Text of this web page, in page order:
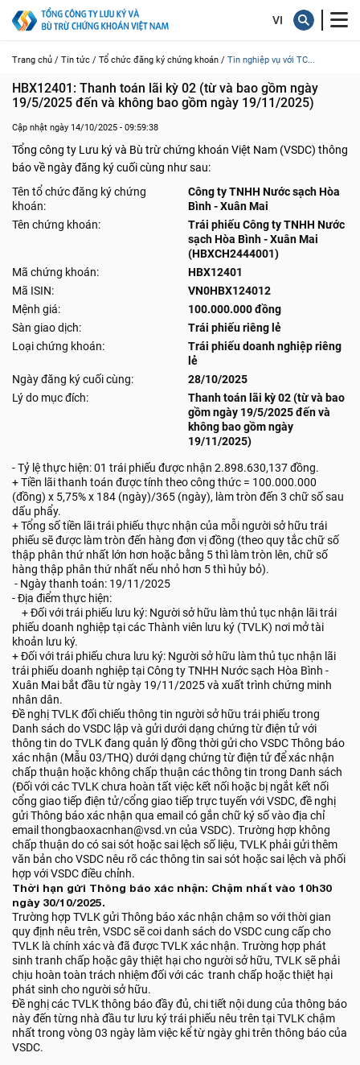
Trang chủ / Tin tức / Tổ chức đăng ký chứng khoán / Tin nghiệp vụ với TC...
HBX12401: Thanh toán lãi kỳ 02 (từ và bao gồm ngày
19/5/2025 đến và không bao gồm ngày 19/11/2025)
Cập nhật ngày 14/10/2025 - 09:59:38
Tổng công ty Lưu ký và Bù trừ chứng khoán Việt Nam (VSDC) thông
báo về ngày đăng ký cuối cùng như sau:
Tên tổ chức đăng ký chứng
khoán:
Công ty TNHH Nước sạch Hòa
Bình - Xuân Mai
Tên chứng khoán:
Trái phiếu Công ty TNHH Nước
sạch Hòa Bình - Xuân Mai
(HBXCH2444001)
Mã chứng khoán:
HBX12401
Mã ISIN:
VN0HBX124012
Mệnh giá:
100.000.000 đồng
Sàn giao dịch:
Trái phiếu riêng lẻ
Loại chứng khoán:
Trái phiếu doanh nghiệp riêng
lẻ
Ngày đăng ký cuối cùng:
28/10/2025
Lý do mục đích:
Thanh toán lãi kỳ 02 (từ và bao
gồm ngày 19/5/2025 đến và
không bao gồm ngày
19/11/2025)
- Tỷ lệ thực hiện: 01 trái phiếu được nhận 2.898.630,137 đồng.
+ Tiền lãi thanh toán được tính theo công thức = 100.000.000
(đồng) x 5,75% x 184 (ngày)/365 (ngày), làm tròn đến 3 chữ số sau
dấu phẩy.
+ Tổng số tiền lãi trái phiếu thực nhận của mỗi người sở hữu trái
phiếu sẽ được làm tròn đến hàng đơn vị đồng (theo quy tắc chữ số
thập phân thứ nhất lớn hơn hoặc bằng 5 thì làm tròn lên, chữ số
hàng thập phân thứ nhất nếu nhỏ hơn 5 thì hủy bỏ).
- Ngày thanh toán: 19/11/2025
- Địa điểm thực hiện:
+ Đối với trái phiếu lưu ký: Người sở hữu làm thủ tục nhận lãi trái
phiếu doanh nghiệp tại các Thành viên lưu ký (TVLK) nơi mở tài
khoản lưu ký.
+ Đối với trái phiếu chưa lưu ký: Người sở hữu làm thủ tục nhận lãi
trái phiếu doanh nghiệp tại Công ty TNHH Nước sạch Hòa Bình -
Xuân Mai bắt đầu từ ngày 19/11/2025 và xuất trình chứng minh
nhân dân.
Đề nghị TVLK đối chiếu thông tin người sở hữu trái phiếu trong
Danh sách do VSDC lập và gửi dưới dạng chứng từ điện tử với
thông tin do TVLK đang quản lý đồng thời gửi cho VSDC Thông báo
xác nhận (Mẫu 03/THQ) dưới dạng chứng từ điện tử để xác nhận
chấp thuận hoặc không chấp thuận các thông tin trong Danh sách
(Đối với các TVLK chưa hoàn tất việc kết nối hoặc bị ngắt kết nối
cổng giao tiếp điện tử/cổng giao tiếp trực tuyến với VSDC, đề nghị
gửi Thông báo xác nhận qua email có gắn chữ ký số vào địa chỉ
email thongbaoxacnhan@vsd.vn của VSDC). Trường hợp không
chấp thuận do có sai sót hoặc sai lệch số liệu, TVLK phải gửi thêm
văn bản cho VSDC nêu rõ các thông tin sai sót hoặc sai lệch và phối
hợp với VSDC điều chỉnh.
Thời hạn gửi Thông báo xác nhận: Chậm nhất vào 10h30
ngày 30/10/2025.
Trường hợp TVLK gửi Thông báo xác nhận chậm so với thời gian
quy định nêu trên, VSDC sẽ coi danh sách do VSDC cung cấp cho
TVLK là chính xác và đã được TVLK xác nhận. Trường hợp phát
sinh tranh chấp hoặc gây thiệt hại cho người sở hữu, TVLK sẽ phải
chịu hoàn toàn trách nhiệm đối với các tranh chấp hoặc thiệt hại
phát sinh cho người sở hữu.
Đề nghị các TVLK thông báo đầy đủ, chi tiết nội dung của thông báo
này đến từng nhà đầu tư lưu ký trái phiếu nêu trên tại TVLK chậm
nhất trong vòng 03 ngày làm việc kể từ ngày ghi trên thông báo của
VSDC.